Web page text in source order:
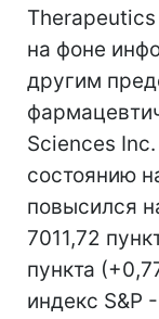
Therapeutics
на фоне
другим
Sciences
состоянию
повысился
7011,72
пункта
индекс S&P